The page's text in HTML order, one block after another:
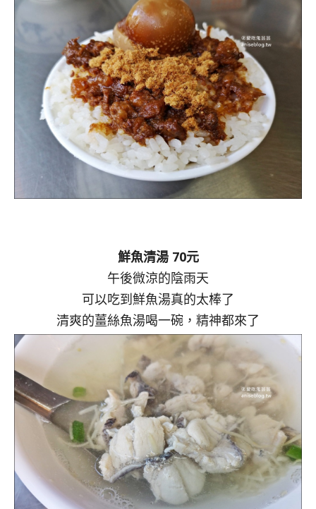
鮮魚清湯 70元
午後微涼的陰雨天
可以吃到鮮魚湯真的太棒了
清爽的薑絲魚湯喝一碗，精神都來了